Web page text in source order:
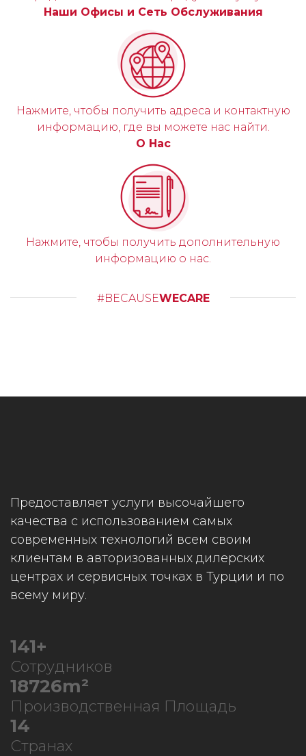
Наши Офисы и Сеть Обслуживания
Нажмите, чтобы получить адреса и контактную
информацию, где вы можете нас найти.
О Нас
Нажмите, чтобы получить дополнительную
информацию о нас.
#BECAUSEWECARE
Предоставляет услуги высочайшего
качества с использованием самых
современных технологий всем своим
клиентам в авторизованных дилерских
центрах и сервисных точках в Турции и по
всему миру.
180+
Сотрудников
23902m²
Производственная Площадь
17
Странах